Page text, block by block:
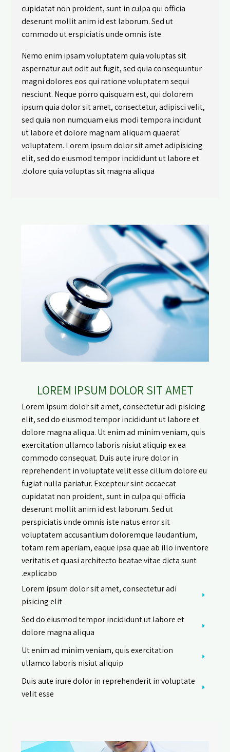
cupidatat non proident, sunt in culpa qui officia
deserunt mollit anim id est laborum. Sed ut
commodo ut erspiciatis unde omnis iste
Nemo enim ipsam voluptatem quia voluptas sit
aspernatur aut odit aut fugit, sed quia consequuntur
magni dolores eos qui ratione voluptatem sequi
nesciunt. Neque porro quisquam est, qui dolorem
ipsum quia dolor sit amet, consectetur, adipisci velit,
sed quia non numquam eius modi tempora incidunt
ut labore et dolore magnam aliquam quaerat
voluptatem. Lorem ipsum dolor sit amet adipisicing
elit, sed do eiusmod tempor incididunt ut labore et
dolore quia voluptas sit magna aliqua.
LOREM IPSUM DOLOR SIT AMET
Lorem ipsum dolor sit amet, consectetur adi pisicing
elit, sed do eiusmod tempor incididunt ut labore et
dolore magna aliqua. Ut enim ad minim veniam, quis
exercitation ullamco laboris nisiut aliquip ex ea
commodo consequat. Duis aute irure dolor in
reprehenderit in voluptate velit esse cillum dolore eu
fugiat nulla pariatur. Excepteur sint occaecat
cupidatat non proident, sunt in culpa qui officia
deserunt mollit anim id est laborum. Sed ut
perspiciatis unde omnis iste natus error sit
voluptatem accusantium doloremque laudantium,
totam rem aperiam, eaque ipsa quae ab illo inventore
veritatis et quasi architecto beatae vitae dicta sunt
explicabo.
Lorem ipsum dolor sit amet, consectetur adi
pisicing elit
Sed do eiusmod tempor incididunt ut labore et
dolore magna aliqua
Ut enim ad minim veniam, quis exercitation
ullamco laboris nisiut aliquip
Duis aute irure dolor in reprehenderit in voluptate
velit esse